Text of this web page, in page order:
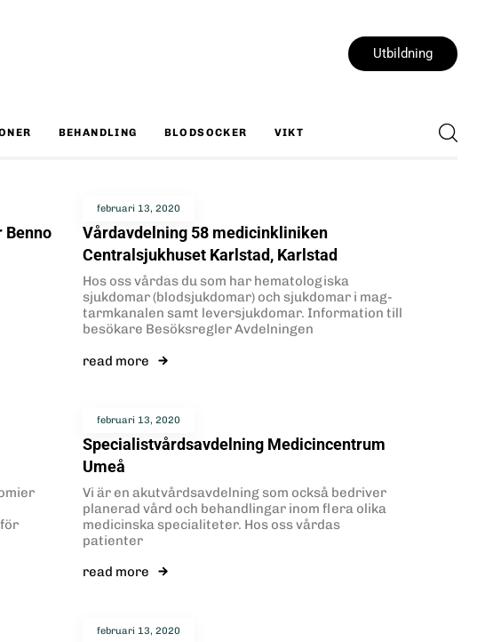
Utbildning
BEHANDLING BLODSOCKER VIKT
Benno
februari 13, 2020
Vårdavdelning 58 medicinkliniken
Centralsjukhuset Karlstad, Karlstad
Hos oss vårdas du som har hematologiska
sjukdomar (blodsjukdomar) och sjukdomar i mag-
tarmkanalen samt leversjukdomar. Information till
besökare Besöksregler Avdelningen
read more
februari 13, 2020
Specialistvårdsavdelning Medicincentrum
Umeå
Vi är en akutvårdsavdelning som också bedriver
planerad vård och behandlingar inom flera olika
medicinska specialiteter. Hos oss vårdas
patienter
read more
februari 13, 2020